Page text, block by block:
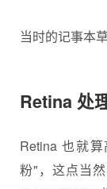
当时的记事本
Retina 处
Retina 也就
粉"，这点当